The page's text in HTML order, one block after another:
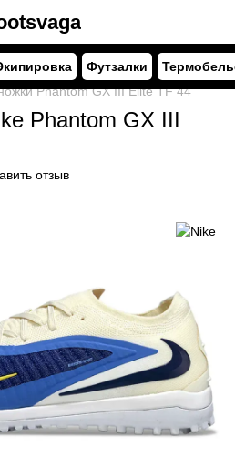
Футзалки
Phantom GX III Elite TF 44
Phantom GX III
отзыв